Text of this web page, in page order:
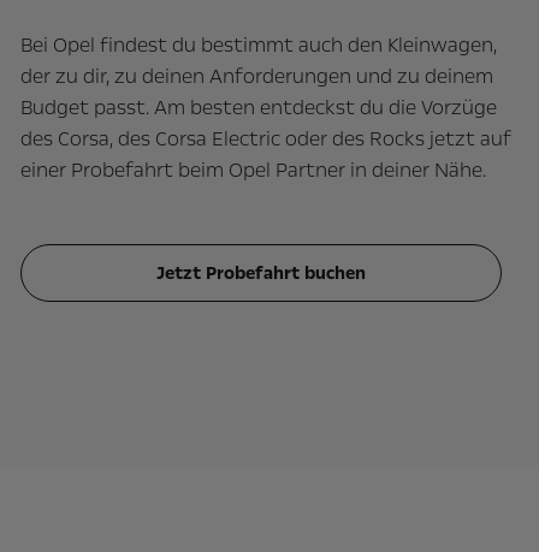
Bei Opel findest du bestimmt auch den Kleinwagen,
der zu dir, zu deinen Anforderungen und zu deinem
Budget passt. Am besten entdeckst du die Vorzüge
des Corsa, des Corsa Electric oder des Rocks jetzt auf
einer Probefahrt beim Opel Partner in deiner Nähe.
Jetzt Probefahrt buchen